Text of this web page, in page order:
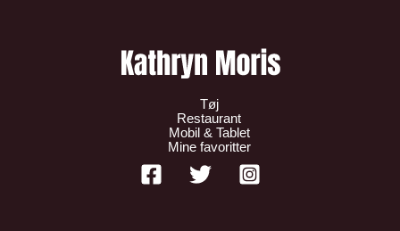
Tøj
Restaurant
Mobil & Tablet
Mine favoritter